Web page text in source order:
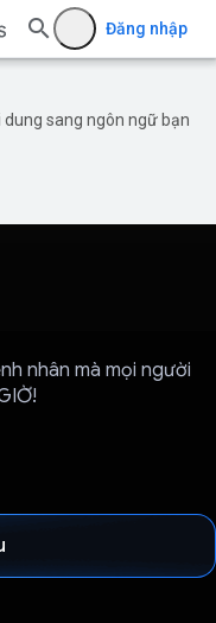
Đăng nhập
dung sang ngôn ngữ bạn
nhân mà mọi người